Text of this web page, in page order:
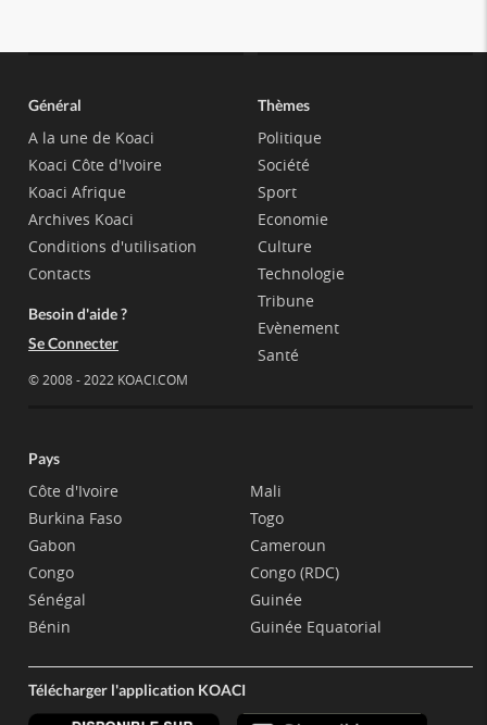
Général
A la une de Koaci
Koaci Côte d'Ivoire
Koaci Afrique
Archives Koaci
Conditions d'utilisation
Contacts
Besoin d'aide ?
Se Connecter
© 2008 - 2022 KOACI.COM
Thèmes
Politique
Société
Sport
Economie
Culture
Technologie
Tribune
Evènement
Santé
Pays
Côte d'Ivoire
Burkina Faso
Gabon
Congo
Sénégal
Bénin
Mali
Togo
Cameroun
Congo (RDC)
Guinée
Guinée Equatorial
Télécharger l'application KOACI